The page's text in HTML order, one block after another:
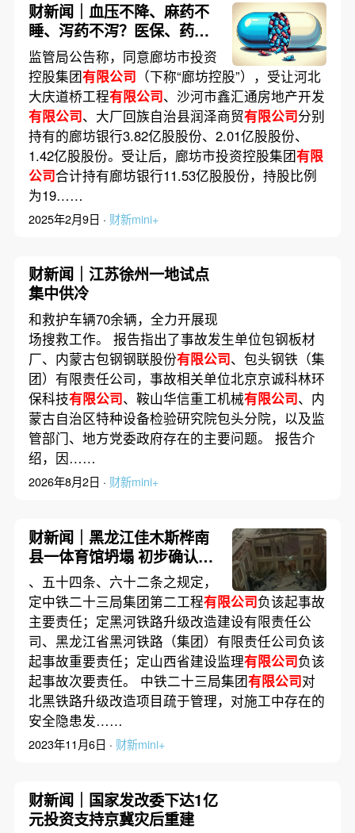
财新闻｜血压不降、麻药不
睡、泻药不泻？医保、药监
部门就集采药品问题答问
监管局公告称，同意廊坊市投资
控股集团有限公司 （下称“廊坊控股”），受让河北
大庆道桥工程有限公司、沙河市鑫汇通房地产开发
有限公司、大厂回族自治县润泽商贸有限公司分别
持有的廊坊银行3.82亿股股份、2.01亿股股份、
1.42亿股股份。受让后，廊坊市投资控股集团有限
公司合计持有廊坊银行11.53亿股股份，持股比例
为19……
2025年2月9日 · 财新mini+
财新闻｜江苏徐州一地试点
集中供冷
和救护车辆70余辆，全力开展现
场搜救工作。 报告指出了事故发生单位包钢板材
厂、内蒙古包钢钢联股份有限公司、包头钢铁（集
团）有限责任公司，事故相关单位北京京诚科林环
保科技有限公司、鞍山华信重工机械有限公司、内
蒙古自治区特种设备检验研究院包头分院，以及监
管部门、地方党委政府存在的主要问题。 报告介
绍，因……
2026年8月2日 · 财新mini+
财新闻｜黑龙江佳木斯桦南
县一体育馆坍塌 初步确认3
人被困
、五十四条、六十二条之规定，
定中铁二十三局集团第二工程有限公司负该起事故
主要责任；定黑河铁路升级改造建设有限责任公
司、黑龙江省黑河铁路（集团）有限责任公司负该
起事故重要责任；定山西省建设监理有限公司负该
起事故次要责任。 中铁二十三局集团有限公司对
北黑铁路升级改造项目疏于管理，对施工中存在的
安全隐患发……
2023年11月6日 · 财新mini+
财新闻｜国家发改委下达1亿
元投资支持京冀灾后重建